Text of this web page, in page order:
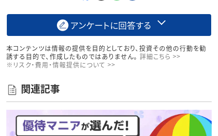
アンケートに回答する
本コンテンツは情報の提供を目的としており、投資その他の行動を勧
誘する目的で、作成したものではありません。 詳細こちら >>
※リスク・費用・情報提供について >>
関連記事